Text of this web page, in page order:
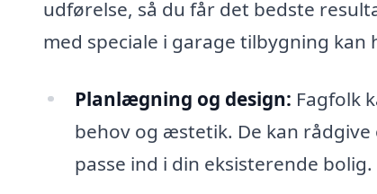
udførelse, så du får det bedste
med speciale i garage tilbygning kan
Planlægning og design: Fagfolk
behov og æstetik. De kan
passe ind i din eksisterende bolig.